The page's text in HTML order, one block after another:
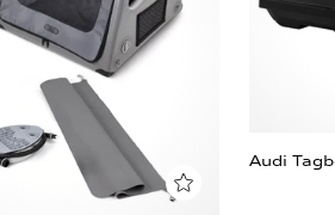
Audi